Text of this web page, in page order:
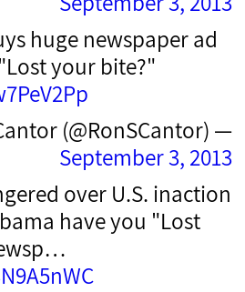
huge newspaper ad
your bite?"
— Ron Cantor (@RonSCantor)
September 3, 2013
over U.S. inaction
have you "Lost